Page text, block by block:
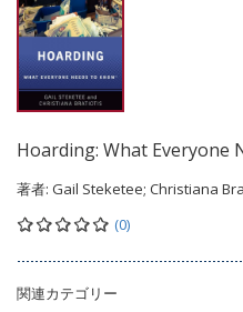
Hoarding: What Everyone
著者: Gail Steketee; Christiana
(0)
関連カテゴリー